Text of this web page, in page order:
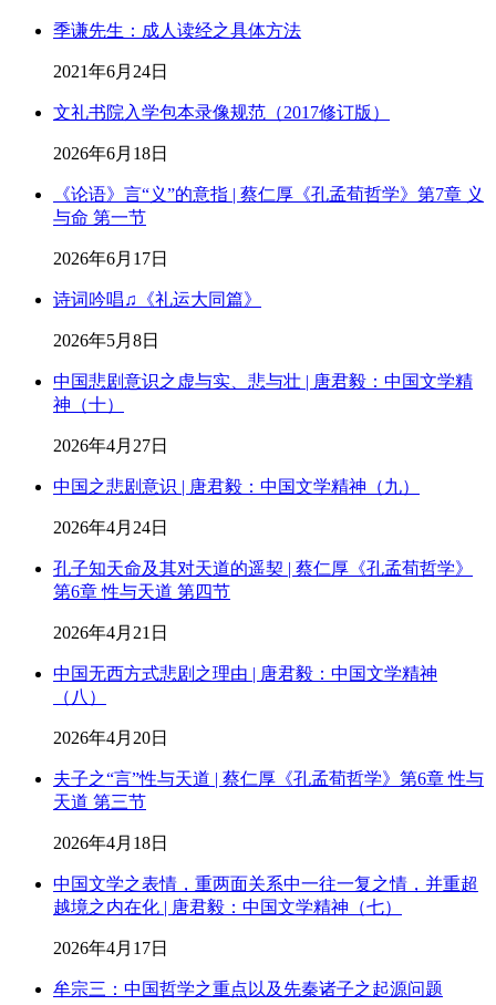
季谦先生：成人读经之具体方法
2021年6月24日
文礼书院入学包本录像规范（2017修订版）
2026年6月18日
《论语》言“义”的意指 | 蔡仁厚《孔孟荀哲学》第7章 义
与命 第一节
2026年6月17日
诗词吟唱♫《礼运大同篇》
2026年5月8日
中国悲剧意识之虚与实、悲与壮 | 唐君毅：中国文学精
神（十）
2026年4月27日
中国之悲剧意识 | 唐君毅：中国文学精神（九）
2026年4月24日
孔子知天命及其对天道的遥契 | 蔡仁厚《孔孟荀哲学》
第6章 性与天道 第四节
2026年4月21日
中国无西方式悲剧之理由 | 唐君毅：中国文学精神
（八）
2026年4月20日
夫子之“言”性与天道 | 蔡仁厚《孔孟荀哲学》第6章 性与
天道 第三节
2026年4月18日
中国文学之表情，重两面关系中一往一复之情，并重超
越境之内在化 | 唐君毅：中国文学精神（七）
2026年4月17日
牟宗三：中国哲学之重点以及先秦诸子之起源问题